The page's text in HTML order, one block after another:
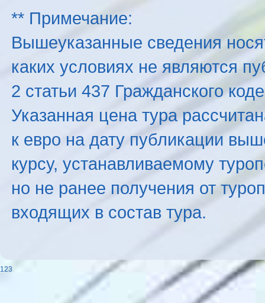
** Примечание:
Вышеуказанные сведения
каких условиях не являются
2 статьи 437 Гражданского
Указанная цена тура
к евро на дату публикации
курсу, устанавливаемому
но не ранее получения от
входящих в состав тура.
123